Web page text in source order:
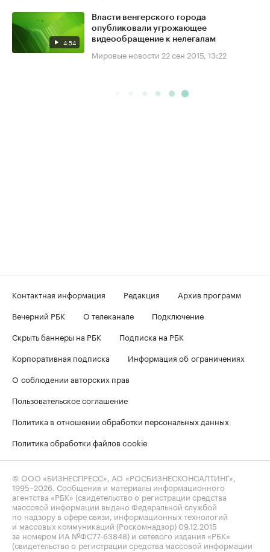
4:54
Власти венгерского города
опубликовали угрожающее
видеообращение к нелегалам
Мировые новости 22 сен 2015, 13:22
Контактная информация Редакция
Архив программ
Вечерний РБК
О телеканале
Подключение
Скрыть баннеры на РБК
Подписка на РБК
Корпоративная подписка
Информация об ограничениях
О соблюдении авторских прав
Пользовательское соглашение
Политика в отношении обработки персональных данных
Политика обработки файлов cookie
© ООО «БИЗНЕСПРЕСС», АО «РОСБИЗНЕСКОНСАЛТИНГ»,
1995–2026 . Сообщения и материалы информационного
агентства «РБК» (свидетельство о регистрации средства
массовой информации выдано Федеральной службой
по надзору в сфере связи, информационных технологий
и массовых коммуникаций (Роскомнадзор) 09.12.2015
за номером ИА №ФС77-63848) и сетевого издания «РБК»
(свидетельство о регистрации средства массовой информации